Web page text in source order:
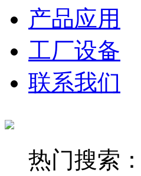
产品应用
工厂设备
联系我们
热门搜索：